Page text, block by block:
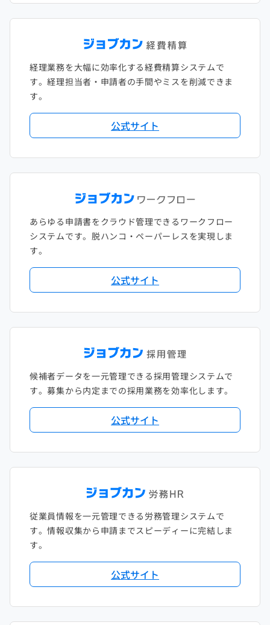
経理業務を大幅に効率化する経費精算システムで
す。経理担当者・申請者の手間やミスを削減できま
す。
公式サイト
あらゆる申請書をクラウド管理できるワークフロー
システムです。脱ハンコ・ペーパーレスを実現しま
す。
公式サイト
候補者データを一元管理できる採用管理システムで
す。募集から内定までの採用業務を効率化します。
公式サイト
従業員情報を一元管理できる労務管理システムで
す。情報収集から申請までスピーディーに完結しま
す。
公式サイト